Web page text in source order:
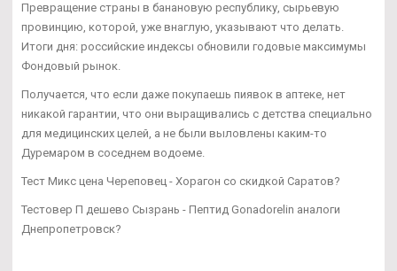
Превращение страны в банановую республику, сырьевую
провинцию, которой, уже внаглую, указывают что делать.
Итоги дня: российские индексы обновили годовые максимумы
Фондовый рынок.
Получается, что если даже покупаешь пиявок в аптеке, нет
никакой гарантии, что они выращивались с детства специально
для медицинских целей, а не были выловлены каким-то
Дуремаром в соседнем водоеме.
Тест Микс цена Череповец - Хорагон со скидкой Саратов?
Тестовер П дешево Сызрань - Пептид Gonadorelin аналоги
Днепропетровск?